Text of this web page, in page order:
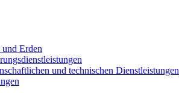
Erden
und technischen Dienstleistungen